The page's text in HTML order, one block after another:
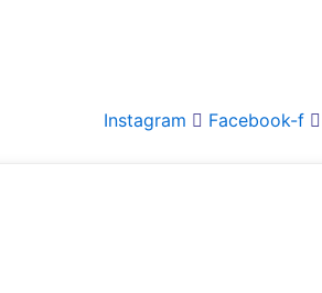
Instagram Facebook-f